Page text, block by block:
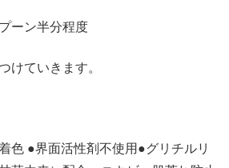
ーン半分程度
けていきます。
色 ●界面活性剤不使用●グリチルリ